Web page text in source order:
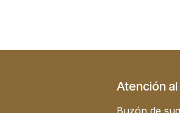
Atención
Buzón de